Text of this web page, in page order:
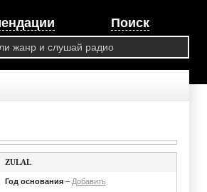
Поиск
ZULAL
Год основания– Добавить